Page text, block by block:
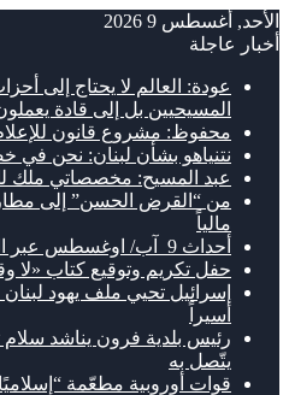
الأحد, أغسطس 9 2026
أخبار عاجلة
عودة: العالم لا يحتاج إلى
المسيحيين بل إلى قادة
محفوظ: مشروع قانون للإعلام
نتنياهو بشأن لبنان: نحن في
عبد المسيح: مخصصاتي ملك
من “القرض الحسن” إلى
مالياً
أحداث 9 آب/ اوغسطس عبر التاريخ
حفل تكريم وتوقيع كتاب «لا
أسيراً
رئيس بلدية فرون يناشد سلام
يتّصل به
قوات أوروبية مطعّمة